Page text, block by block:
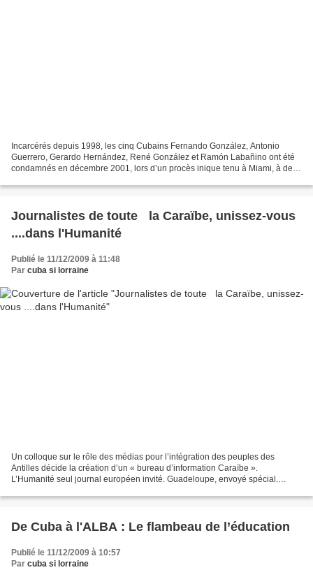
Incarcérés depuis 1998, les cinq Cubains Fernando González, Antonio
Guerrero, Gerardo Hernández, René González et Ramón Labañino ont été
condamnés en décembre 2001, lors d’un procès inique tenu à Miami, à des
Journalistes de toute la Caraïbe, unissez-vous
....dans l'Humanité
Publié le 11/12/2009 à 11:48
Par cuba si lorraine
Un colloque sur le rôle des médias pour l’intégration des peuples des
Antilles décide la création d’un « bureau d’information Caraïbe ».
L’Humanité seul journal européen invité. Guadeloupe, envoyé spécial.
De Cuba à l'ALBA : Le flambeau de l’éducation
Publié le 11/12/2009 à 10:57
Par cuba si lorraine